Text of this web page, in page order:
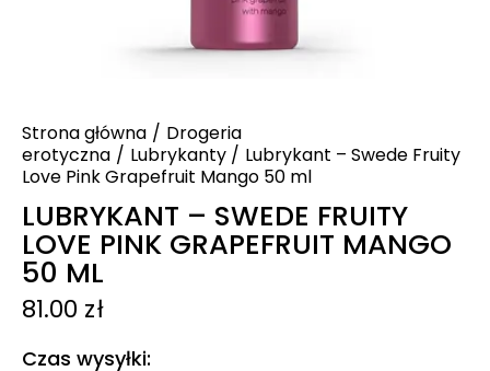
Strona główna
Drogeria
erotyczna
Lubrykanty
Lubrykant – Swede Fruity
Love Pink Grapefruit Mango 50 ml
LUBRYKANT – SWEDE FRUITY
LOVE PINK GRAPEFRUIT MANGO
50 ML
81.00 zł
Czas wysyłki